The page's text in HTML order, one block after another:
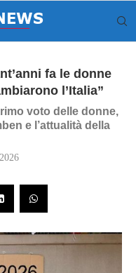
fa le donne
l’Italia”
voto delle donne,
e l’attualità della